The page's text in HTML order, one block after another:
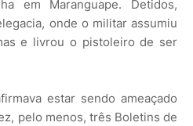
em Maranguape. Detidos,
onde o militar assumiu
e livrou o pistoleiro de ser
estar sendo ameaçado
pelo menos, três Boletins de